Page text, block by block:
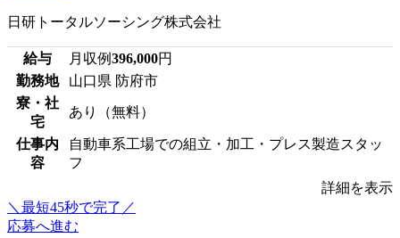
日研トータルソーシング株式会社
給与 月収例396,000円
勤務地
山口県 防府市
寮・社
宅
あり（無料）
仕事内
容
自動車系工場での組立・加工・プレス製造スタッ
フ
詳細を表示
＼最短45秒で完了／
応募へ進む